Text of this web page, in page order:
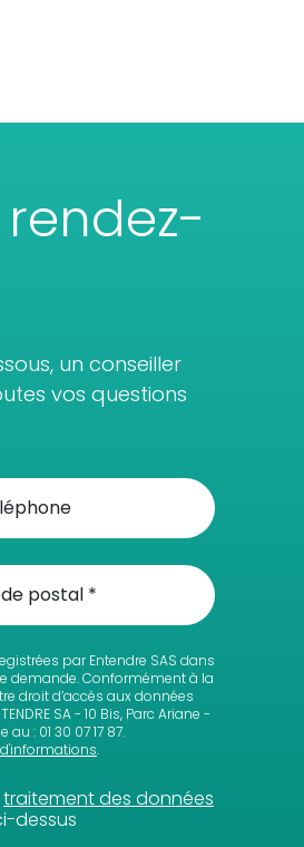
un conseiller
vos questions
par Entendre SAS dans
demande. Conformément à la
droit d’accès aux données
SA - 10 Bis, Parc Ariane -
: 01 30 07 17 87.
.
traitement des données
dessus